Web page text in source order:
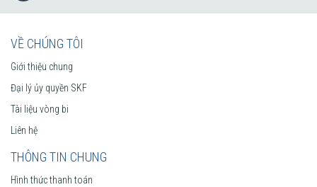
VỀ CHÚNG TÔI
Giới thiệu chung
Đại lý ủy quyền SKF
Tài liệu vòng bi
Liên hệ
THÔNG TIN CHUNG
Hình thức thanh toán